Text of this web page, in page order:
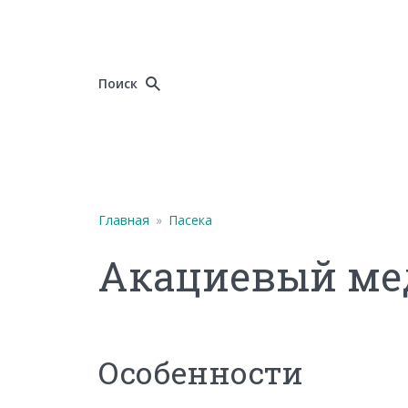
Поиск
Главная » Пасека
Акациевый
Особенности